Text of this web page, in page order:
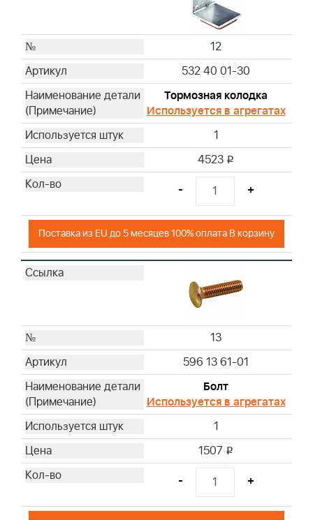
12
532 40 01-30
Тормозная колодка
Используется в агрегатах
1
4523 i
- +
Поставка из EU до 5 месяцев 100% оплата В корзину
13
596 13 61-01
Болт
Используется в агрегатах
1
1507 i
- +